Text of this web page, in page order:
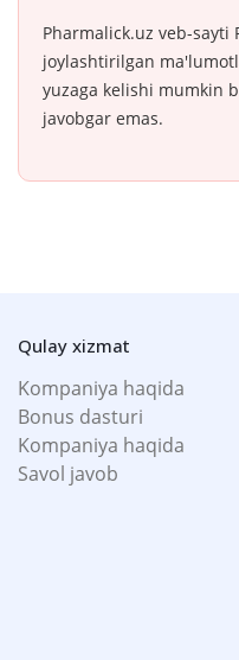
Pharmalick.uz veb-sayti
joylashtirilgan
yuzaga kelishi mumkin
javobgar emas.
Qulay xizmat
Kompaniya haqida
Bonus dasturi
Kompaniya haqida
Savol javob